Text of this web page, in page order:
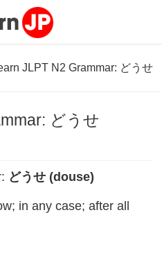
JLPT N2 Grammar: どうせ
どうせ
どうせ (douse)
in any case; after all